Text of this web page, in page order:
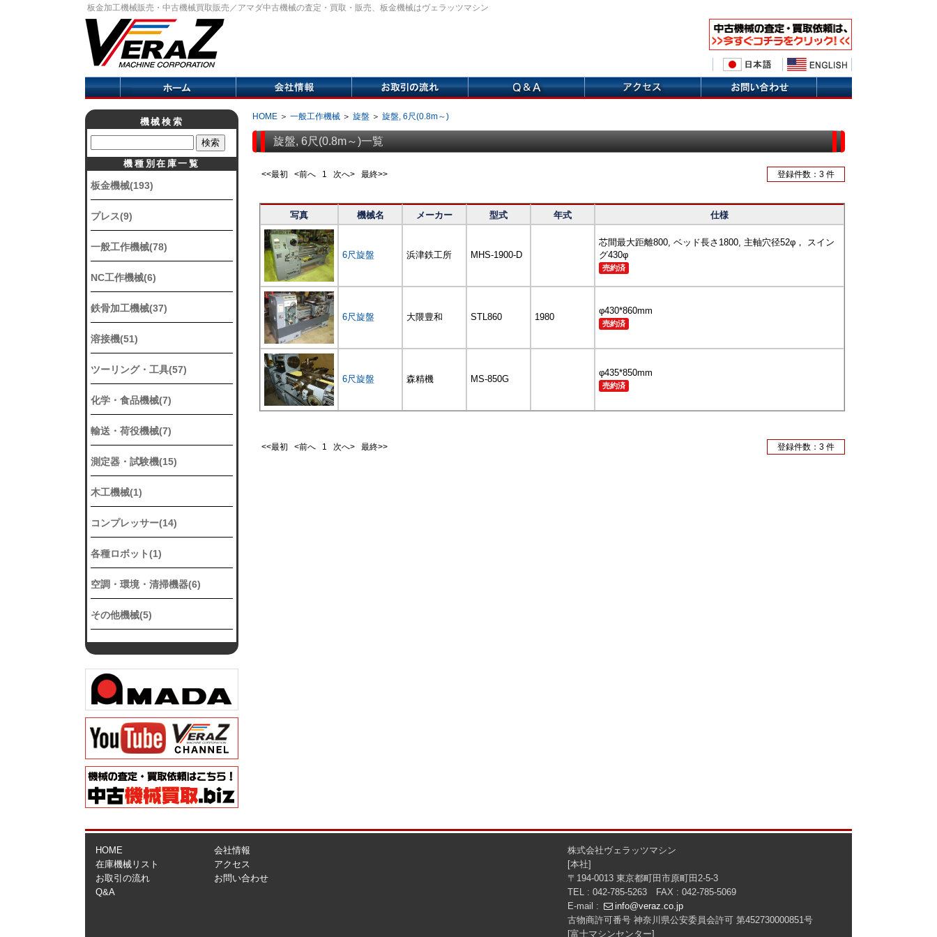
板金加工機械販売・中古機械買取販売／アマダ中古機械の査定・買取・販売、板金機械はヴェラッツマシン
機械検索
機種別在庫一覧
板金機械(193)
プレス(9)
一般工作機械(78)
NC工作機械(6)
鉄骨加工機械(37)
溶接機(51)
ツーリング・工具(57)
化学・食品機械(7)
輸送・荷役機械(7)
測定器・試験機(15)
木工機械(1)
コンプレッサー(14)
各種ロボット(1)
空調・環境・清掃機器(6)
その他機械(5)
HOME ＞ 一般工作機械 ＞ 旋盤 ＞ 旋盤, 6尺(0.8m～)
旋盤, 6尺(0.8m～)一覧
<<最初 <前へ 1 次へ> 最終>> 登録件数：3 件
写真 機械名 メーカー 型式 年式 仕様
6尺旋盤 浜津鉄工所 MHS-1900-D
芯間最大距離800, ベッド長さ1800, 主軸穴径52φ， スイン
グ430φ
売約済
6尺旋盤 大隈豊和 STL860 1980
φ430*860mm
売約済
6尺旋盤 森精機 MS-850G
φ435*850mm
売約済
<<最初 <前へ 1 次へ> 最終>> 登録件数：3 件
HOME
在庫機械リスト
お取引の流れ
Q&A
会社情報
アクセス
お問い合わせ
株式会社ヴェラッツマシン
[本社]
〒194-0013 東京都町田市原町田2-5-3
TEL : 042-785-5263 FAX : 042-785-5069
E-mail :
info@veraz.co.jp
古物商許可番号 神奈川県公安委員会許可 第452730000851号
[富士マシンセンター]